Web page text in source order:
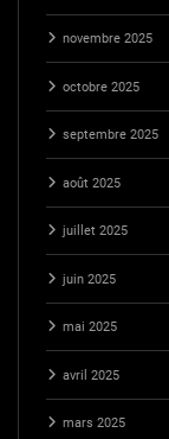
novembre 2025
octobre 2025
septembre 2025
août 2025
juillet 2025
juin 2025
mai 2025
avril 2025
mars 2025